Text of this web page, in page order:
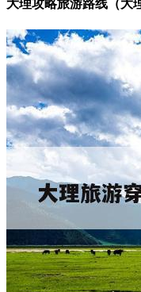
大理攻略旅游路线（大